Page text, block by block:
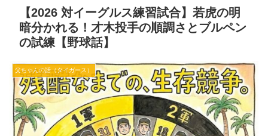
【2026 対イーグルス練習試合】若虎の明
暗分かれる！才木投手の順調さとブルペン
の試練【野球話】
父ちゃんの話（タイガース）